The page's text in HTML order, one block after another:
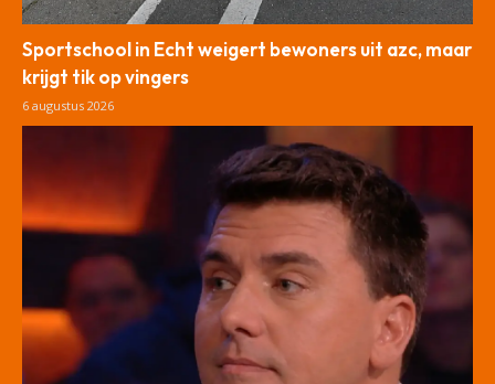
Sportschool in Echt weigert bewoners uit azc, maar
krijgt tik op vingers
6 augustus 2026